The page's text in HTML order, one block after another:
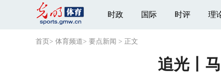
时政 国际 时评 理
首页 > 体育频道> 要点新闻 > 正文
追光丨